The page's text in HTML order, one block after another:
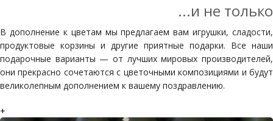
...и не только
В дополнение к цветам мы предлагаем вам игрушки, сладости,
продуктовые корзины и другие приятные подарки. Все наши
подарочные варианты — от лучших мировых производителей,
они прекрасно сочетаются с цветочными композициями и будут
великолепным дополнением к вашему поздравлению.
+